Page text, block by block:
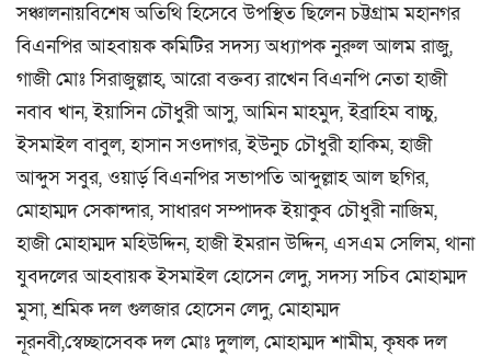
সঞ্চালনায়বিশেষ অতিথি হিসেবে উপস্থিত ছিলেন চট্টগ্রাম মহানগর
বিএনপির আহবায়ক কমিটির সদস্য অধ্যাপক নুরুল আলম রাজু,
গাজী মোঃ সিরাজুল্লাহ, আরো বক্তব্য রাখেন বিএনপি নেতা হাজী
নবাব খান, ইয়াসিন চৌধুরী আসু, আমিন মাহমুদ, ইব্রাহিম বাচ্চু,
ইসমাইল বাবুল, হাসান সওদাগর, ইউনুচ চৌধুরী হাকিম, হাজী
আব্দুস সবুর, ওয়ার্ড় বিএনপির সভাপতি আব্দুল্লাহ আল ছগির,
মোহাম্মদ সেকান্দার, সাধারণ সম্পাদক ইয়াকুব চৌধুরী নাজিম,
হাজী মোহাম্মদ মহিউদ্দিন, হাজী ইমরান উদ্দিন, এসএম সেলিম, থানা
যুবদলের আহবায়ক ইসমাইল হোসেন লেদু, সদস্য সচিব মোহাম্মদ
মুসা, শ্রমিক দল গুলজার হোসেন লেদু, মোহাম্মদ
নূরনবী,স্বেচ্ছাসেবক দল মোঃ দুলাল, মোহাম্মদ শামীম, কৃষক দল